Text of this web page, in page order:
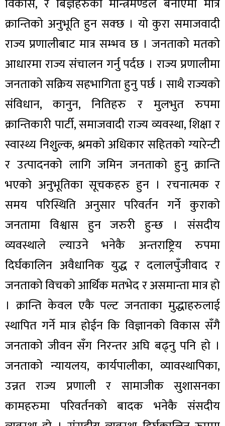
क्रान्तिको अनुभूति हुन सक्छ । यो कुरा समाजवादी
राज्य प्रणालीबाट मात्र सम्भव छ । जनताको मतको
आधारमा राज्य संचालन गर्नु पर्दछ । राज्य प्रणालीमा
जनताको सक्रिय सहभागिता हुनु पर्छ । साथै राज्यको
संविधान, कानुन, नितिहरु र मुलभुत रुपमा
क्रान्तिकारी पार्टी, समाजवादी राज्य व्यवस्था, शिक्षा र
स्वास्थ्य निशुुल्क, श्रमको अधिकार सहितको ग्यारेन्टी
र उत्पादनको लागि जमिन जनताको हुनु क्रान्ति
भएको अनुभूतिका सूचकहरु हुन । रचनात्मक र
समय परिस्थिति अनुसार परिवर्तन गर्ने कुराको
जनतामा विश्वास हुन जरुरी हुन्छ । संसदीय
व्यवस्थाले ल्याउने भनेकै अन्तराष्ट्रिय रुपमा
दिर्घकालिन अवैधानिक युद्ध र दलालपुँजीवाद र
जनताको विचको आर्थिक मतभेद र असमान्ता मात्र हो
। क्रान्ति केवल एकै पल्ट जनताका मुद्धाहरुलाई
स्थापित गर्ने मात्र होईन कि विज्ञानको विकास सँगै
जनताको जीवन सँग निरन्तर अघि बढ्नु पनि हो ।
जनताको न्यायलय, कार्यपालीका, व्यावस्थापिका,
उन्नत राज्य प्रणाली र सामाजीक सुशासनका
कामहरुमा परिवर्तनको बादक भनेकै संसदीय